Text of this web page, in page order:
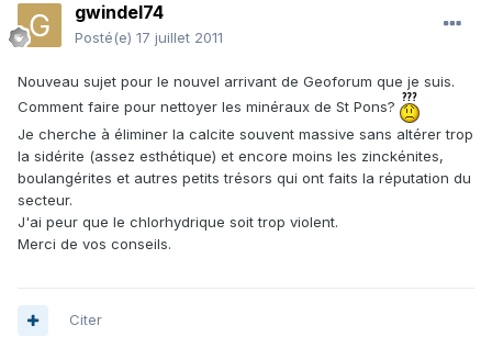
gwindel74
Posté(e) 17 juillet 2011
Nouveau sujet pour le nouvel arrivant de Geoforum que je suis.
Comment faire pour nettoyer les minéraux de St Pons?
Je cherche à éliminer la calcite souvent massive sans altérer trop
la sidérite (assez esthétique) et encore moins les zinckénites,
boulangérites et autres petits trésors qui ont faits la réputation du
secteur.
J'ai peur que le chlorhydrique soit trop violent.
Merci de vos conseils.
Citer